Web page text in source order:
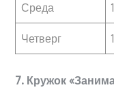
Среда
Четверг
7. Кружок